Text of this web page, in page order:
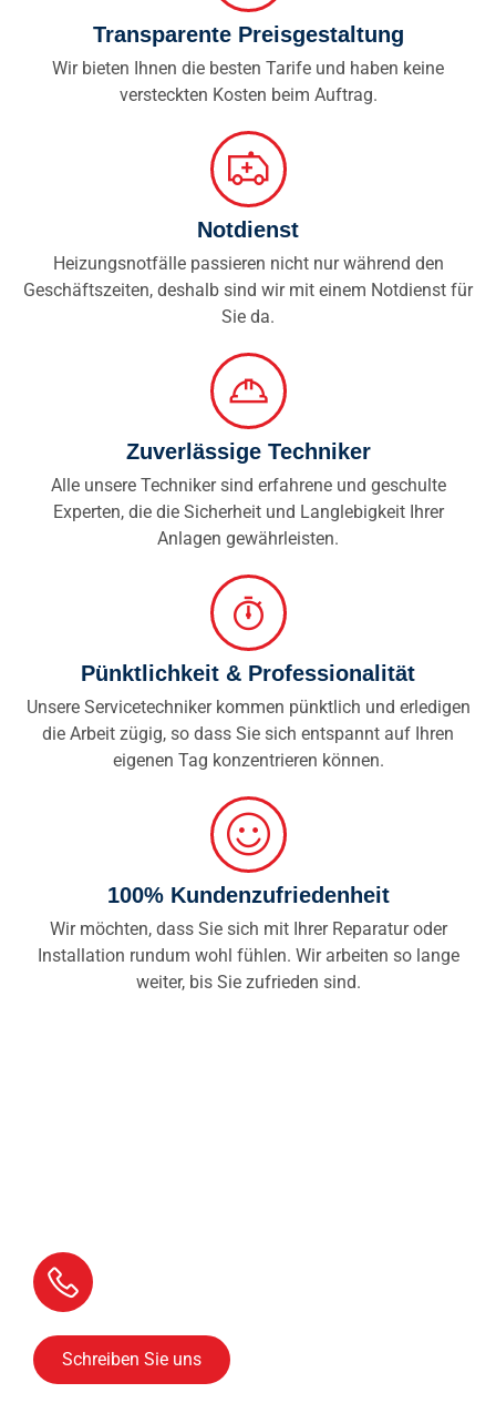
Transparente Preisgestaltung
Wir bieten Ihnen die besten Tarife und haben keine
versteckten Kosten beim Auftrag.
Notdienst
Heizungsnotfälle passieren nicht nur während den
Geschäftszeiten, deshalb sind wir mit einem Notdienst für
Sie da.
Zuverlässige Techniker
Alle unsere Techniker sind erfahrene und geschulte
Experten, die die Sicherheit und Langlebigkeit Ihrer
Anlagen gewährleisten.
Pünktlichkeit & Professionalität
Unsere Servicetechniker kommen pünktlich und erledigen
die Arbeit zügig, so dass Sie sich entspannt auf Ihren
eigenen Tag konzentrieren können.
100% Kundenzufriedenheit
Wir möchten, dass Sie sich mit Ihrer Reparatur oder
Installation rundum wohl fühlen. Wir arbeiten so lange
weiter, bis Sie zufrieden sind.
Schreiben Sie uns